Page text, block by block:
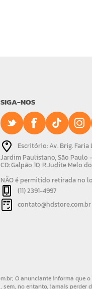
SIGA-NOS
Escritório: Av. Brig. Faria
Jardim Paulistano, São Paulo
CD: Galpão 10, R.Judite Melo
NÃO é permitido retirada no
(11) 2391-4997
contato@hdstore.com.br